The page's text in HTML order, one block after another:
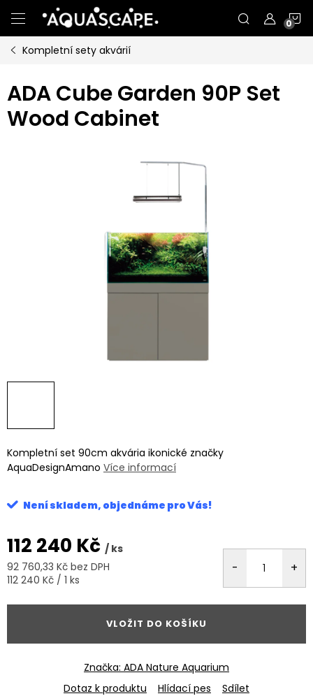
na
obsah
Kompletní sety akvárií
ADA Cube Garden 90P Set
Wood Cabinet
Kompletní set 90cm akvária ikonické značky
AquaDesignAmano Více informací
Není skladem, objednáme pro Vás!
112 240 Kč / ks
92 760,33 Kč bez DPH
Měrná
112 240 Kč / 1 ks
VLOŽIT DO KOŠÍKU
Značka: ADA Nature Aquarium
Dotaz k produktu
Hlídací pes Sdílet